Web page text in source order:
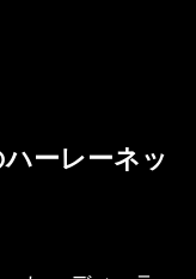
ーレーネッ